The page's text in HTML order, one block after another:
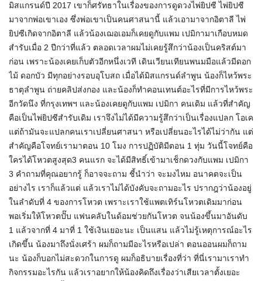
มิสแกรนด์ปี 2017 เขาก็ศรัทธาในเรื่องของการดูดวงไพ่ยิปซี ไพ่ยิปซี
มาจากพ่อเขาเอง ซึ่งพ่อเขาเป็นคนศาสนานี้ แล้วเอามาจากอิตาลี ไพ่
ยิปซีเกิดจากอิตาลี แล้วน้องเฌอเอมก็เคยดูกับแพม เปมิกามาเกือบหมด
สำรับเมื่อ 2 ปีกว่าที่แล้ว ตลอดเวลาผมไม่เคยรู้สึกว่าน้องเป็นคริสต์มา
ก่อน เพราะน้องเคยเก็บตัวอีกหนึ่งเวที เดินเวียนเทียนพนมมือแล้วมีดอก
ไม้ ดอกบัว มีทุกอย่างรอบอุโบสถ เมื่อได้มิสแกรนด์ลำพูน น้องก็ไหว้พระ
ธาตุลำพูน ถ่ายคลิปส่งกอง และน้องก็ทำคอนเทนต์อะไรที่มีการไหว้พระ
อีกวัดนึง ที่กรุงเทพฯ และน้องเคยดูกับแพม เปมิกา คนเดิม แล้วที่สำคัญ
คือเป็นไพ่ยิปซีสำรับเดิม เราจึงไม่ได้มีความรู้สึกว่าเป็นเรื่องแปลก โอเค
แต่ถ้ามันจะแปลกคนเราเปลี่ยนศาสนา หรือเปลี่ยนอะไรได้ไม่ว่ากัน แต่
สำคัญคือโจทย์เรามาตอน 10 โมง การปฏิบัติมีตอน 1 ทุ่ม วันนี้โจทย์คือ
ใครได้โหวตสูงสุด3 คนแรก จะได้มีสิทธิ์เข้ามาเช็กดวงกับแพม เปมิกา
3 คำถามที่คุณอยากรู้ ก็อาจจะถาม ชี้นำว่า จะมงไหม อนาคตจะเป็น
อย่างไร เราก็แล้วแต่ แล้วเราไม่ได้บังคับจะถามอะไร ปรากฎว่าน้องอยู่
ในลำดับที่ 4 ของการโหวต เพราะเราใช้แพตเทิร์นโหวตเดิมมาก่อน
พอเริ่มให้โหวตปั๊บ แฟนคลับในด้อมช่วยกันโหวต จนน้องขึ้นมาอันดับ
1 แล้วจากที่ 4 มาที่ 1 ใช้เงินเยอะนะ เป็นแสน แล้วไม่รู้เหตุการณ์อะไร
เกิดขึ้น น้องมาถึงนั่งเศร้า ผมก็ถามมีอะไรหรือเปล่า ตอนออนผมก็ถาม
นะ น้องก็บอกไม่สะดวกในการดู ผมก็อธิบายเรื่องที่ว่า ที่นี่เรามาเราทำ
กิจกรรมอะไรกัน แล้วเราอยากให้น้องคิดถึงเรื่องว่าเสียเวลาตั้งเยอะ